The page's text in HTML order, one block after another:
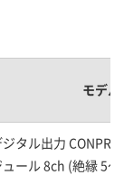
モデル
ジタル出力
ュール 8ch (絶縁 5～